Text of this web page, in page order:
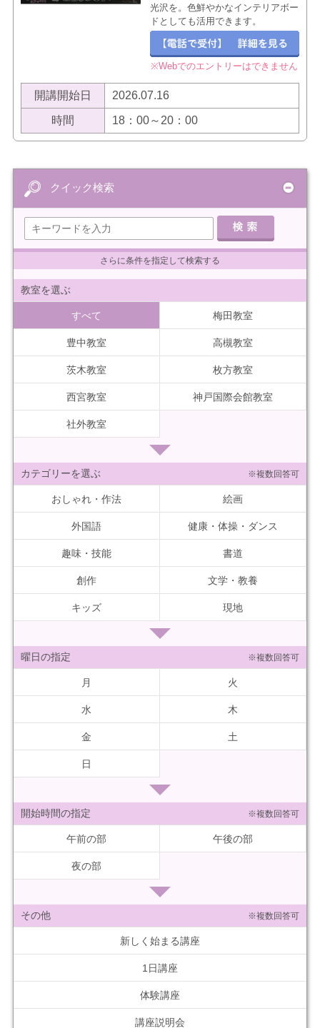
光沢を。色鮮やかなインテリアボー
ドとしても活用できます。
※Webでのエントリーはできません
開講開始日 2026.07.16
時間 18：00～20：00
クイック検索
さらに条件を指定して検索する
教室を選ぶ
すべて 梅田教室
豊中教室 高槻教室
茨木教室 枚方教室
西宮教室 神戸国際会館教室
社外教室
カテゴリーを選ぶ ※複数回答可
おしゃれ・作法 絵画
外国語 健康・体操・ダンス
趣味・技能 書道
創作 文学・教養
キッズ 現地
曜日の指定 ※複数回答可
月 火
水 木
金 土
日
開始時間の指定 ※複数回答可
午前の部 午後の部
夜の部
その他 ※複数回答可
新しく始まる講座
1日講座
体験講座
講座説明会